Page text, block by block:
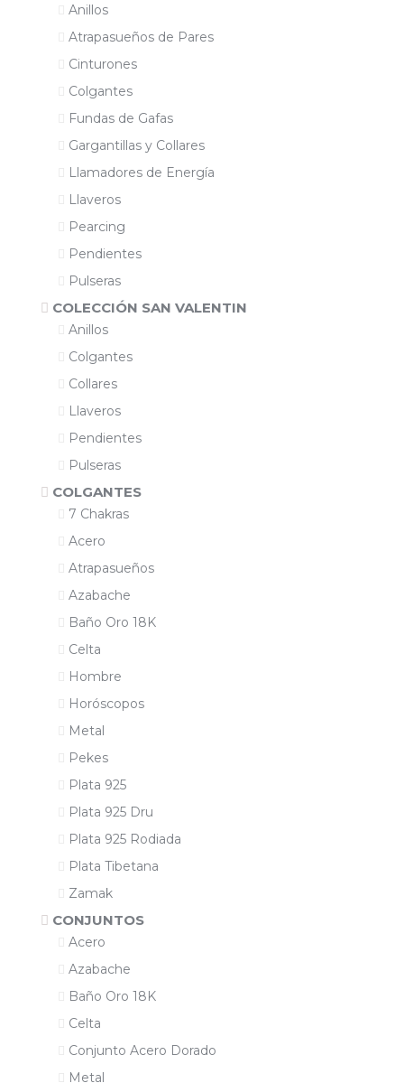
Anillos
Atrapasueños de Pares
Cinturones
Colgantes
Fundas de Gafas
Gargantillas y Collares
Llamadores de Energía
Llaveros
Pearcing
Pendientes
Pulseras
COLECCIÓN SAN VALENTIN
Anillos
Colgantes
Collares
Llaveros
Pendientes
Pulseras
COLGANTES
7 Chakras
Acero
Atrapasueños
Azabache
Baño Oro 18K
Celta
Hombre
Horóscopos
Metal
Pekes
Plata 925
Plata 925 Dru
Plata 925 Rodiada
Plata Tibetana
Zamak
CONJUNTOS
Acero
Azabache
Baño Oro 18K
Celta
Conjunto Acero Dorado
Metal